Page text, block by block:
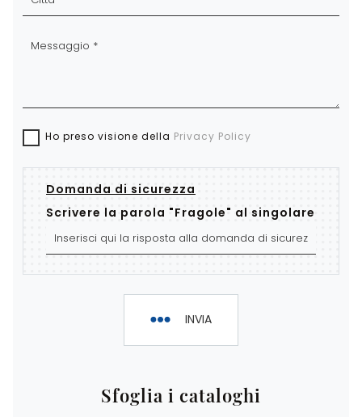
Sfoglia i cataloghi
Ho preso visione della Privacy Policy
Domanda di sicurezza
Scrivere la parola "Fragole" al singolare
INVIA